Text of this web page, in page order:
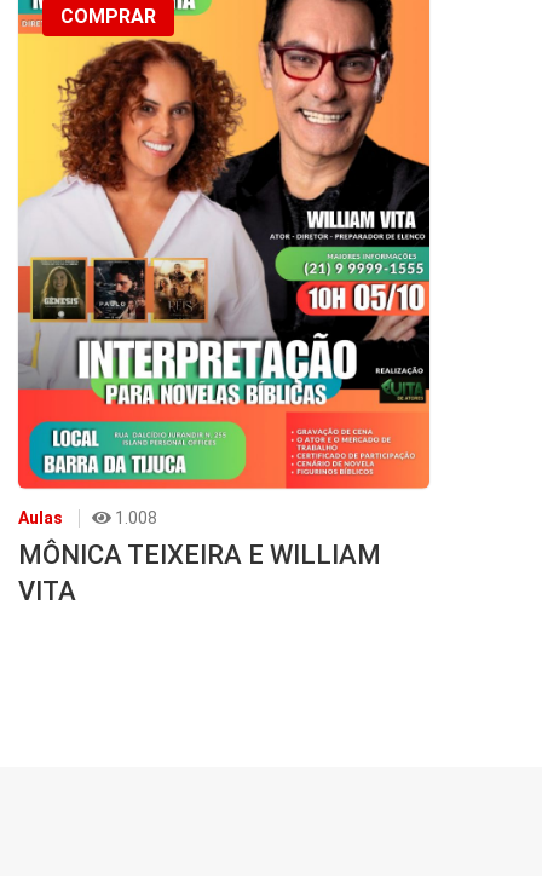
COMPRAR
Aulas 1.008
MÔNICA TEIXEIRA E WILLIAM
VITA